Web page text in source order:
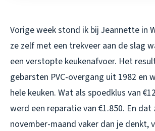
Vorige week stond ik bij Jeannette in
ze zelf met een trekveer aan de slag
een verstopte keukenafvoer. Het
gebarsten PVC-overgang uit 1982 en
hele keuken. Wat als spoedklus van
werd een reparatie van €1.850. En dat
november-maand vaker dan je denkt,